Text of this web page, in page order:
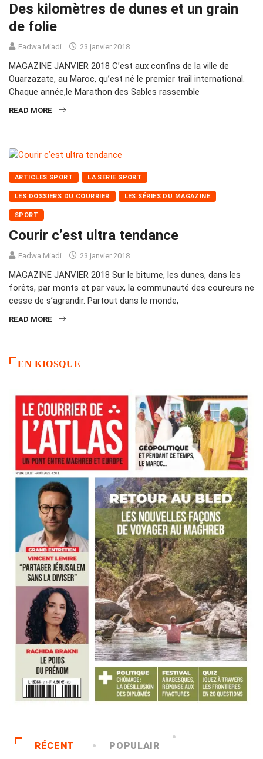
Des kilomètres de dunes et un grain
de folie
Fadwa Miadi 23 janvier 2018
MAGAZINE JANVIER 2018 C’est aux confins de la ville de
Ouarzazate, au Maroc, qu’est né le premier trail international.
Chaque année,le Marathon des Sables rassemble
READ MORE
ARTICLES SPORT LA SÉRIE SPORT
LES DOSSIERS DU COURRIER LES SÉRIES DU MAGAZINE
SPORT
Courir c’est ultra tendance
Fadwa Miadi 23 janvier 2018
MAGAZINE JANVIER 2018 Sur le bitume, les dunes, dans les
forêts, par monts et par vaux, la communauté des coureurs ne
cesse de s’agrandir. Partout dans le monde,
READ MORE
EN KIOSQUE
RÉCENT POPULAIR